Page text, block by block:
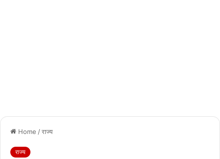
Home /राज्य
राज्य